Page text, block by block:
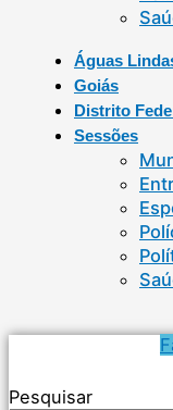
Águas
Goiás
Distrito
Sessões
Pesquisar